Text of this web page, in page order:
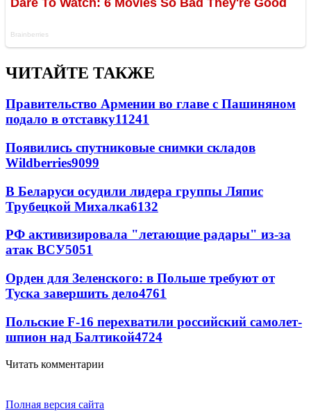
ЧИТАЙТЕ ТАКЖЕ
Правительство Армении во главе с Пашиняном
подало в отставку11241
Появились спутниковые снимки складов
Wildberries9099
В Беларуси осудили лидера группы Ляпис
Трубецкой Михалка6132
РФ активизировала "летающие радары" из-за
атак ВСУ5051
Орден для Зеленского: в Польше требуют от
Туска завершить дело4761
Польские F-16 перехватили российский самолет-
шпион над Балтикой4724
Читать комментарии
Полная версия сайта